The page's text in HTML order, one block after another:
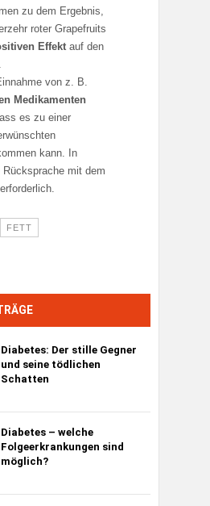
zu dem Ergebnis,
roter Grapefruits
Effekt auf den
von z. B.
Medikamenten
es zu einer
kann. In
mit dem
erforderlich.
FETT
Diabetes: Der stille Gegner
und seine tödlichen
Schatten
Diabetes – welche
Folgeerkrankungen sind
möglich?